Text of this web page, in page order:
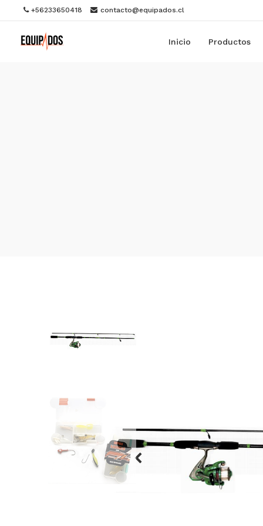
+56233650418 contacto@equipados.cl
Inicio Productos